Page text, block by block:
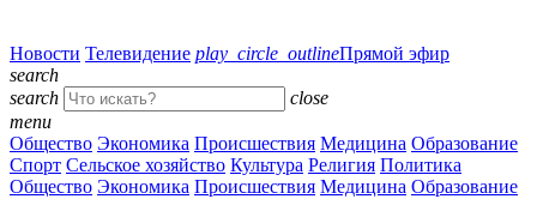
Новости Телевидение play_circle_outlineПрямой эфир
search
search
close
menu
Общество Экономика Происшествия Медицина Образование
Спорт Сельское хозяйство Культура Религия Политика
Общество Экономика Происшествия Медицина Образование